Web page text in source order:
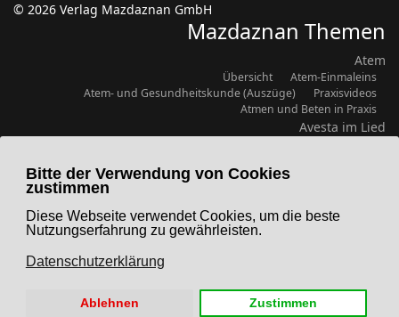
Bitte der Verwendung von Cookies
zustimmen
Diese Webseite verwendet Cookies, um die beste
Nutzungserfahrung zu gewährleisten.
Datenschutzerklärung
Ablehnen Zustimmen
© 2026 Verlag Mazdaznan GmbH
Mazdaznan Themen
Atem
Übersicht
Atem-Einmaleins
Atem- und Gesundheitskunde (Auszüge)
Praxisvideos
Atmen und Beten in Praxis
Avesta im Lied
Übersicht Rezepte Vegetarische Perlen (Kochbuch)
Übersicht Erfahrungsberichte
Haus- und Pflegemittel
Monatsratschläge
Übersicht Übung macht den Meister